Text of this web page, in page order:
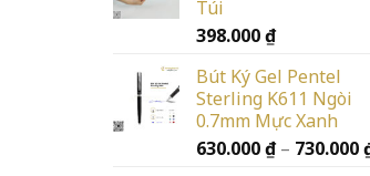
Túi
398.000₫
Bút Ký Gel Pentel
Sterling K611 Ngòi
0.7mm Mực Xanh
630.000₫ – 730.000